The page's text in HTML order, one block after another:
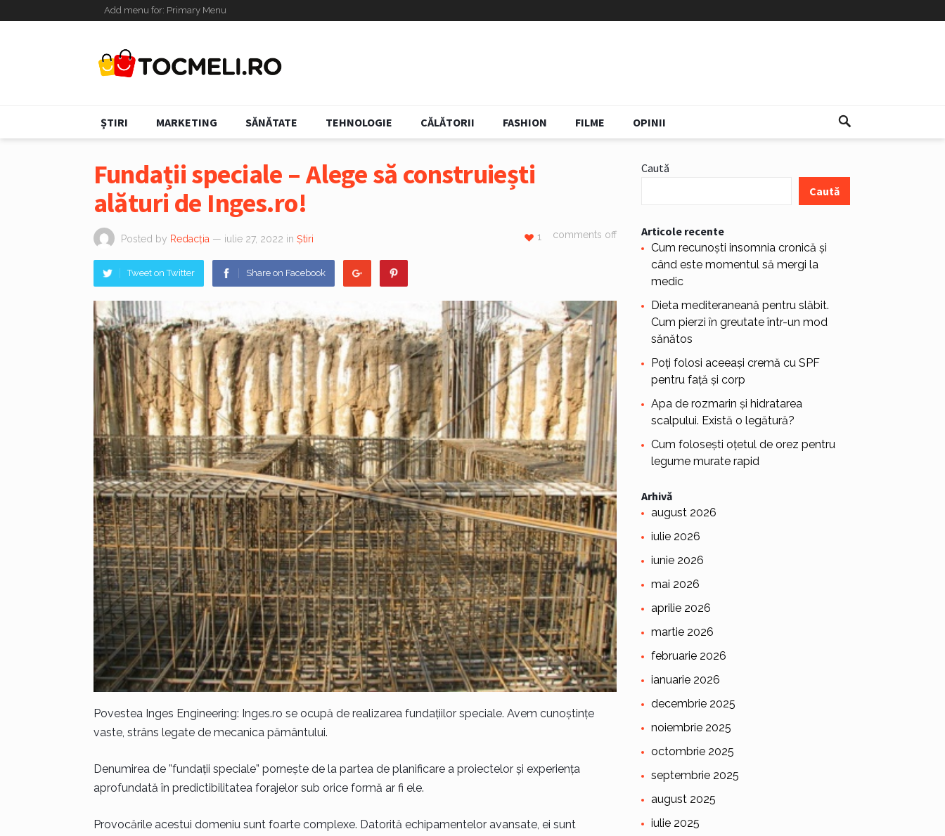
Add menu for: Primary Menu
ȘTIRI MARKETING SĂNĂTATE TEHNOLOGIE CĂLĂTORII FASHION FILME OPINII
Fundații speciale – Alege să construiești
alături de Inges.ro!
Posted by Redacția — iulie 27, 2022 in Știri comments off
1
Tweet on Twitter Share on Facebook
Povestea Inges Engineering: Inges.ro se ocupă de realizarea fundațiilor speciale. Avem cunoștințe
vaste, strâns legate de mecanica pământului.
Denumirea de ”fundații speciale” pornește de la partea de planificare a proiectelor și experiența
aprofundată în predictibilitatea forajelor sub orice formă ar fi ele.
Provocările acestui domeniu sunt foarte complexe. Datorită echipamentelor avansate, ei sunt
Caută
Caută
Articole recente
Cum recunoști insomnia cronică și
când este momentul să mergi la
medic
Dieta mediteraneană pentru slăbit.
Cum pierzi în greutate într-un mod
sănătos
Poți folosi aceeași cremă cu SPF
pentru față și corp
Apa de rozmarin și hidratarea
scalpului. Există o legătură?
Cum folosești oțetul de orez pentru
legume murate rapid
Arhivă
august 2026
iulie 2026
iunie 2026
mai 2026
aprilie 2026
martie 2026
februarie 2026
ianuarie 2026
decembrie 2025
noiembrie 2025
octombrie 2025
septembrie 2025
august 2025
iulie 2025